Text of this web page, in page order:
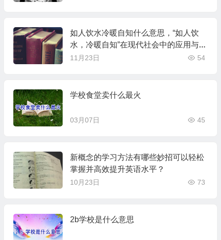
如人饮水冷暖自知什么意思，“如人饮
水，冷暖自知”在现代社会中的应用与误
解
11月23日 54
学校食堂卖什么最火
03月07日 45
新概念的学习方法有哪些妙招可以轻松
掌握并高效提升英语水平？
10月23日 73
2b学校是什么意思